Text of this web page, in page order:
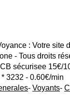
: Votre site
- Tous droits
sécurisee 15€/
* 3232 - 0.60€/min
- Voyants-